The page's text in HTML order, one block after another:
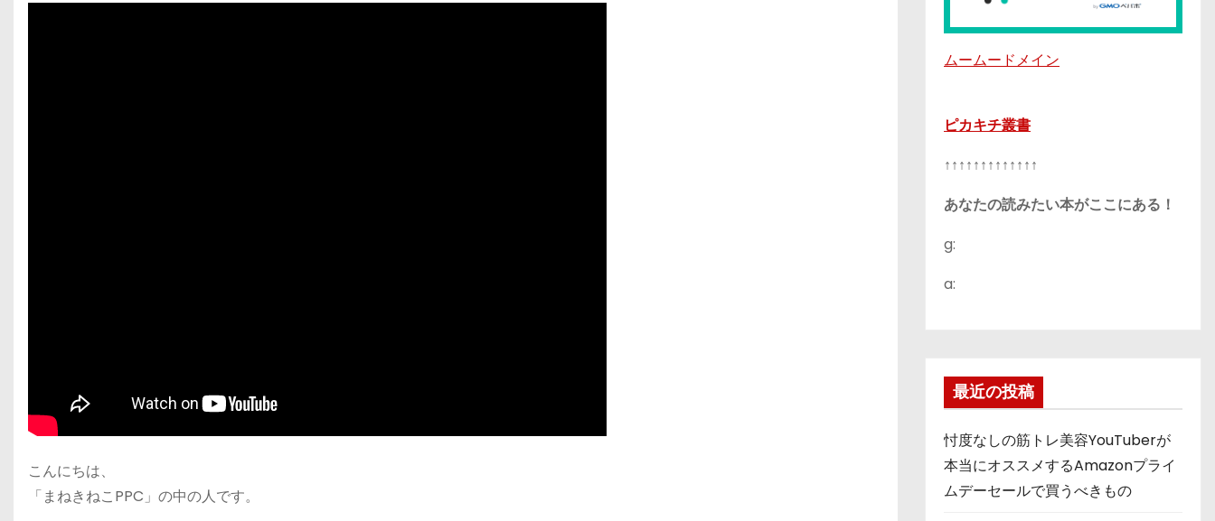
こんにちは、
「まねきねこPPC」の中の人です。
ムームードメイン
ピカキチ叢書
↑↑↑↑↑↑↑↑↑↑↑↑↑
あなたの読みたい本がここにある！
g:
a:
最近の投稿
忖度なしの筋トレ美容YouTuberが
本当にオススメするAmazonプライ
ムデーセールで買うべきもの